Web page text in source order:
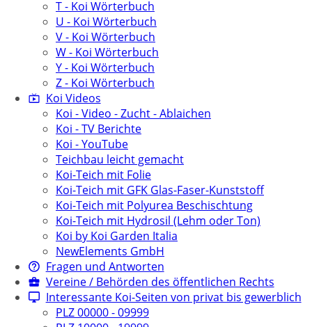
T - Koi Wörterbuch
U - Koi Wörterbuch
V - Koi Wörterbuch
W - Koi Wörterbuch
Y - Koi Wörterbuch
Z - Koi Wörterbuch
Koi Videos
Koi - Video - Zucht - Ablaichen
Koi - TV Berichte
Koi - YouTube
Teichbau leicht gemacht
Koi-Teich mit Folie
Koi-Teich mit GFK Glas-Faser-Kunststoff
Koi-Teich mit Polyurea Beschischtung
Koi-Teich mit Hydrosil (Lehm oder Ton)
Koi by Koi Garden Italia
NewElements GmbH
Fragen und Antworten
Vereine / Behörden des öffentlichen Rechts
Interessante Koi-Seiten von privat bis gewerblich
PLZ 00000 - 09999